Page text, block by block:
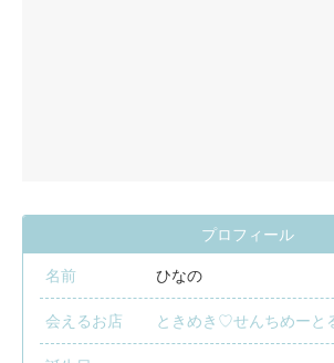
プロフィール
名前 ひなの
会えるお店 ときめき♡せんちめーと